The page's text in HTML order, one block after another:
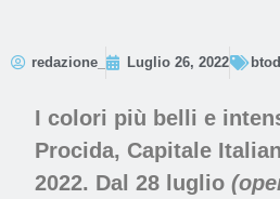
redazione_ Luglio 26, 2022
I colori più belli e
Procida, Capitale
2022. Dal 28 luglio